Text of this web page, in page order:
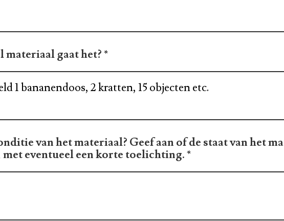
materiaal gaat het?*
van het materiaal? Geef aan of de staat van het
met eventueel een korte toelichting.*